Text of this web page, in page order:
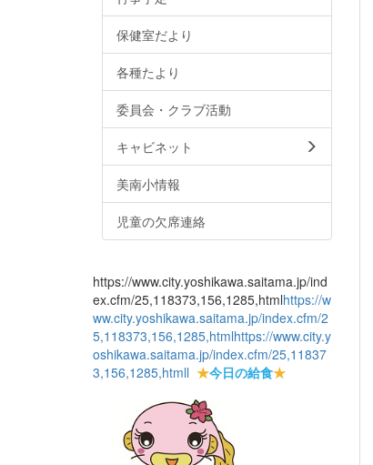
保健室だより
各種たより
委員会・クラブ活動
キャビネット
美南小情報
児童の欠席連絡
https://www.city.yoshikawa.saitama.jp/ind
ex.cfm/25,118373,156,1285,htmlhttps://w
ww.city.yoshikawa.saitama.jp/index.cfm/2
5,118373,156,1285,htmlhttps://www.city.y
oshikawa.saitama.jp/index.cfm/25,11837
3,156,1285,htmll ★今日の給食★